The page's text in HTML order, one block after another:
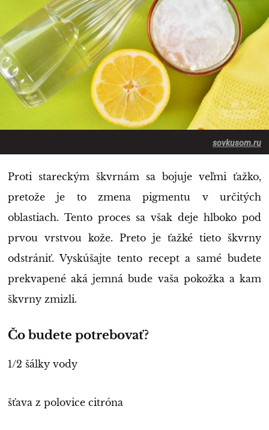
sovkusom.ru
Proti stareckým škvrnám sa bojuje veľmi ťažko,
pretože je to zmena pigmentu v určitých
oblastiach. Tento proces sa však deje hlboko pod
prvou vrstvou kože. Preto je ťažké tieto škvrny
odstrániť. Vyskúšajte tento recept a samé budete
prekvapené aká jemná bude vaša pokožka a kam
škvrny zmizli.
Čo budete potrebovať?
1/2 šálky vody
šťava z polovice citróna